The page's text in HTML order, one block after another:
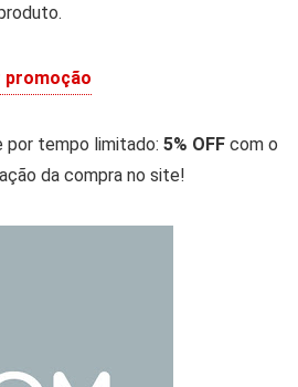
promoção
por tempo limitado:5% OFF com o
da compra no site!